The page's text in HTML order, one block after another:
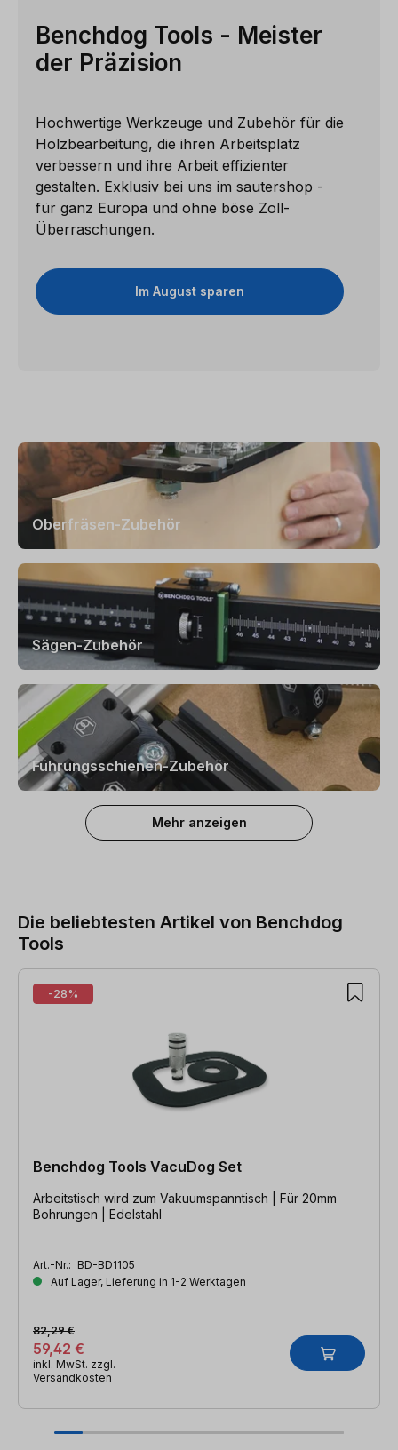
Benchdog Tools - Meister
der Präzision
Hochwertige Werkzeuge und Zubehör für die
Holzbearbeitung, die ihren Arbeitsplatz
verbessern und ihre Arbeit effizienter
gestalten. Exklusiv bei uns im sautershop -
für ganz Europa und ohne böse Zoll-
Überraschungen.
Im August sparen
Oberfräsen-Zubehör
Sägen-Zubehör
Führungsschienen-Zubehör
Mehr anzeigen
Die beliebtesten Artikel von Benchdog
Tools
Produktgalerie überspringen
-28%
Benchdog Tools VacuDog Set
Arbeitstisch wird zum Vakuumspanntisch | Für 20mm
Bohrungen | Edelstahl
Art.-Nr.: BD-BD1105
Auf Lager, Lieferung in 1-2 Werktagen
59,42 €
82,29 €
inkl. MwSt. zzgl.
Versandkosten